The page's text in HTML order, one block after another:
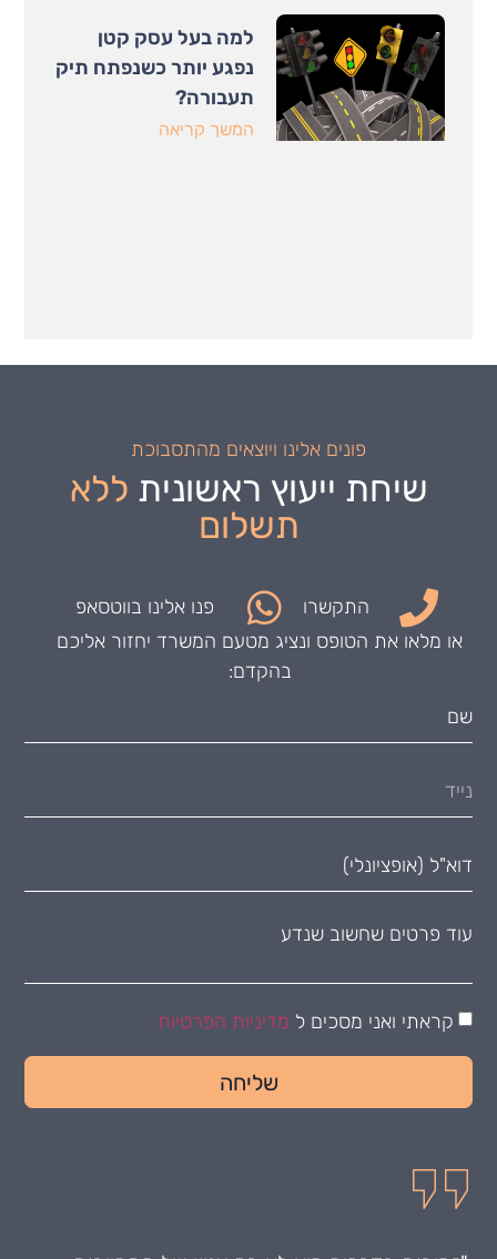
למה בעל עסק קטן
נפגע יותר כשנפתח תיק
תעבורה?
המשך קריאה
פונים אלינו ויוצאים מהתסבוכת
שיחת ייעוץ ראשונית ללא
תשלום
התקשרו
פנו אלינו בווטסאפ
או מלאו את הטופס ונציג מטעם המשרד יחזור אליכם
בהקדם:
קראתי ואני מסכים ל מדיניות הפרטיות
שליחה